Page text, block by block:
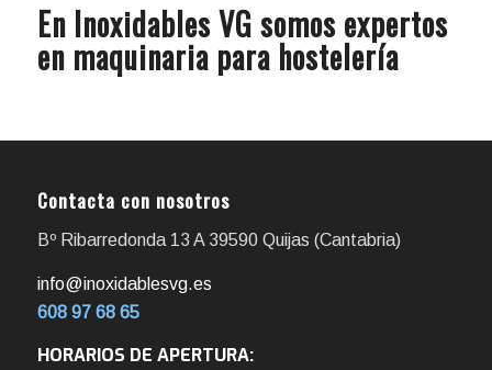
En Inoxidables VG somos expertos
en maquinaria para hostelería
Contacta con nosotros
Bº Ribarredonda 13 A 39590 Quijas (Cantabria)
info@inoxidablesvg.es
608 97 68 65
HORARIOS DE APERTURA: